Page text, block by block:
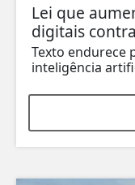
Lei que
digitais
Texto endurece
inteligência